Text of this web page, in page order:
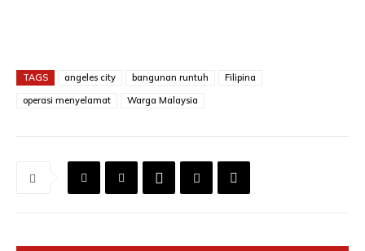
TAGS angeles city bangunan runtuh
Filipina
operasi menyelamat
Warga Malaysia